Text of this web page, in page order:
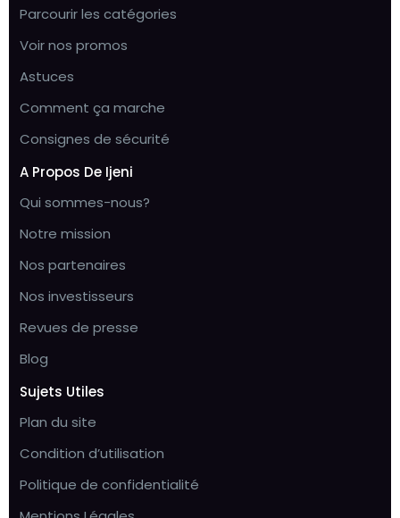
Parcourir les catégories
Voir nos promos
Astuces
Comment ça marche
Consignes de sécurité
A Propos De Ijeni
Qui sommes-nous?
Notre mission
Nos partenaires
Nos investisseurs
Revues de presse
Blog
Sujets Utiles
Plan du site
Condition d’utilisation
Politique de confidentialité